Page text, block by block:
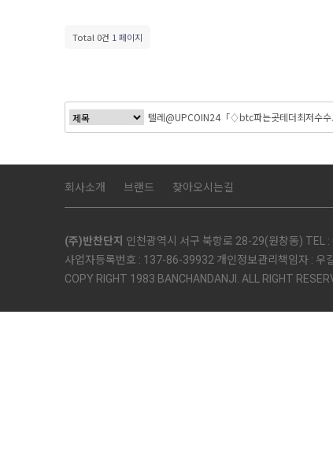
Total 0건 1 페이지
회사소개 브랜드 찾아오시는길
(주)반찬단지 인천광역시 서구 북항로 28-29(원창동)
사업자등록번호 : 137-86-39932 개인정보관리책임자 :
COPY RIGHT 1983 BANCHANDANJI. ALL RIGHT